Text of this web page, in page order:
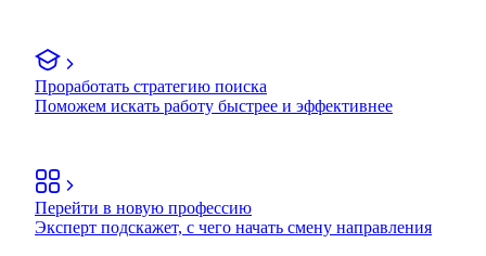
Проработать стратегию поиска
Поможем искать работу быстрее и эффективнее
Перейти в новую профессию
Эксперт подскажет, с чего начать смену направления